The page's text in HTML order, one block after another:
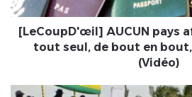
de
bout
passeports
[LeCoupD'œil] AUCUN pays
tout seul, de bout en
(Vidéo)
Cyclisme|30ème